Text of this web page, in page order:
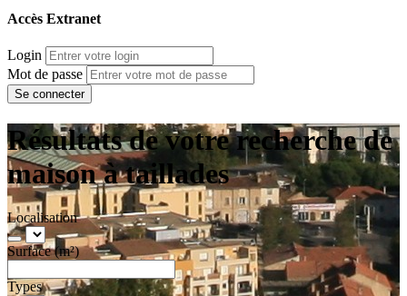
Accès Extranet
Login
Mot de passe
Résultats de votre recherche de
maison à taillades
Localisation
Surface (m²)
Types